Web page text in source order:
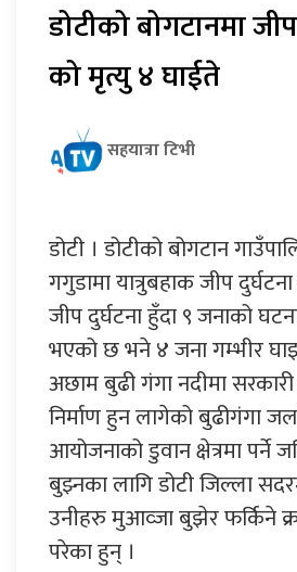
डोटीको बोगटानमा
को मृत्यु ४ घाईते
सहयात्रा टिभी
डोटी । डोटीको बोगटान
गगुडामा यात्रुबहाक जीप
जीप दुर्घटना हुँदा ९ जनाको
भएको छ भने ४ जना गम्भीर
अछाम बुढी गंगा नदीमा
निर्माण हुन लागेको बुढीगंगा
आयोजनाको डुवान क्षेत्रमा पर्ने
बुझ्नका लागि डोटी जिल्ला
उनीहरु मुआव्जा बुझेर फर्किने
परेका हुन् ।